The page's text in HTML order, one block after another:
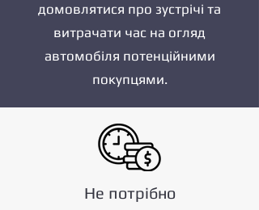
домовлятися про зустрічі та
витрачати час на огляд
автомобіля потенційними
покупцями.
Не потрібно